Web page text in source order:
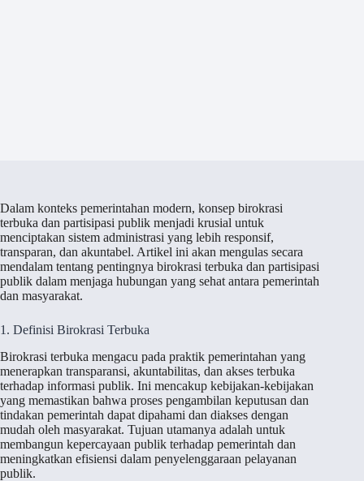
Dalam konteks pemerintahan modern, konsep birokrasi
terbuka dan partisipasi publik menjadi krusial untuk
menciptakan sistem administrasi yang lebih responsif,
transparan, dan akuntabel. Artikel ini akan mengulas secara
mendalam tentang pentingnya birokrasi terbuka dan partisipasi
publik dalam menjaga hubungan yang sehat antara pemerintah
dan masyarakat.
1. Definisi Birokrasi Terbuka
Birokrasi terbuka mengacu pada praktik pemerintahan yang
menerapkan transparansi, akuntabilitas, dan akses terbuka
terhadap informasi publik. Ini mencakup kebijakan-kebijakan
yang memastikan bahwa proses pengambilan keputusan dan
tindakan pemerintah dapat dipahami dan diakses dengan
mudah oleh masyarakat. Tujuan utamanya adalah untuk
membangun kepercayaan publik terhadap pemerintah dan
meningkatkan efisiensi dalam penyelenggaraan pelayanan
publik.